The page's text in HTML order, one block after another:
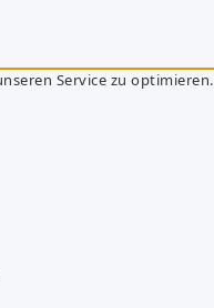
Service zu optimieren.